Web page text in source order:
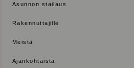
Asunnon stailaus
Rakennuttajille
Meistä
Ajankohtaista